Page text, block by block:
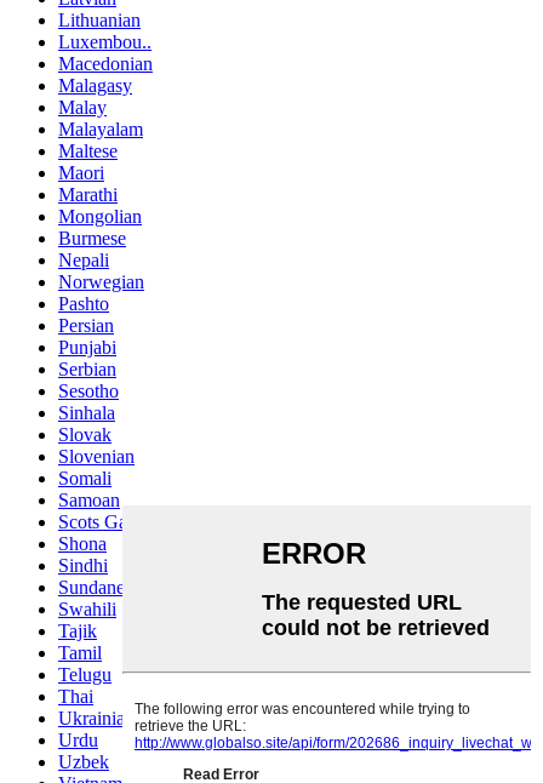
Lithuanian
Luxembou..
Macedonian
Malagasy
Malay
Malayalam
Maltese
Maori
Marathi
Mongolian
Burmese
Nepali
Norwegian
Pashto
Persian
Punjabi
Serbian
Sesotho
Sinhala
Slovak
Slovenian
Somali
Samoan
Scots Gaelic
Shona
Sindhi
Sundanese
Swahili
Tajik
Tamil
Telugu
Thai
Ukrainian
Urdu
Uzbek